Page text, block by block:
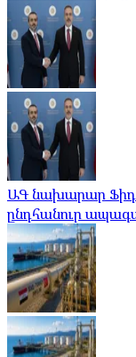
ԱԳ նախարար
ընդհանուր